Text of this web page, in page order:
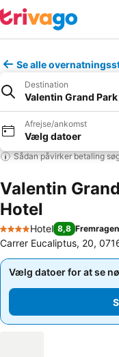
Se alle
Destination
Valentin Grand
Afrejse/ankomst
Vælg datoer
Sådan påvirker betaling
Valentin
Hotel
4 Stjerner
Hotel 8,8
Carrer Eucaliptus, 20,
Vælg datoer for at se
Vælg datoer for at se